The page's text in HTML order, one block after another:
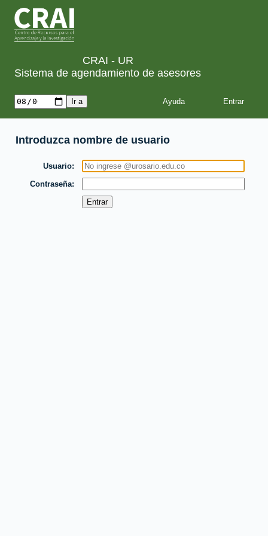
CRAI - UR
Sistema de agendamiento de asesores
Ayuda
Introduzca nombre de usuario
Usuario
Contraseña